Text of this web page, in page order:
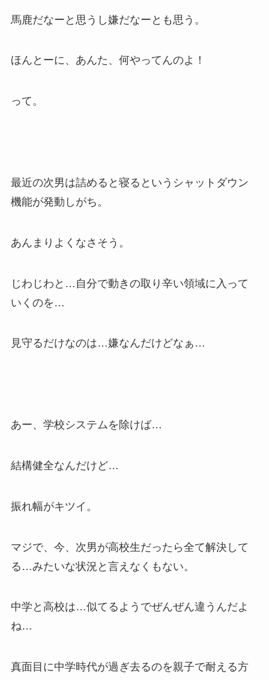
馬鹿だなーと思うし嫌だなーとも思う。
ほんとーに、あんた、何やってんのよ！
って。
最近の次男は詰めると寝るというシャットダウン
機能が発動しがち。
あんまりよくなさそう。
じわじわと…自分で動きの取り辛い領域に入って
いくのを…
見守るだけなのは…嫌なんだけどなぁ…
あー、学校システムを除けば…
結構健全なんだけど…
振れ幅がキツイ。
マジで、今、次男が高校生だったら全て解決して
る…みたいな状況と言えなくもない。
中学と高校は…似てるようでぜんぜん違うんだよ
ね…
真面目に中学時代が過ぎ去るのを親子で耐える方